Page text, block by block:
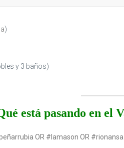
)
y 3 baños)
está pasando en el
OR #lamason OR